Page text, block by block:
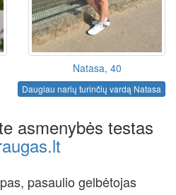
Natasa, 40
Daugiau narių turinčių vardą Natasa
asmenybės testas
pasaulio gelbėtojas